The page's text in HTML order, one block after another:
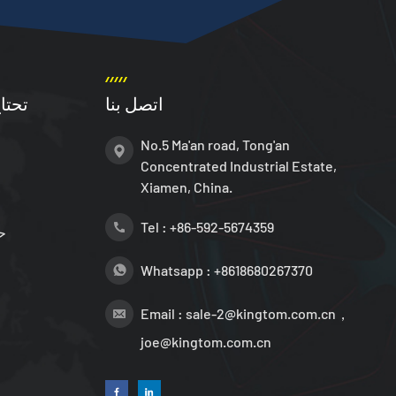
اتصل بنا
No.5 Ma'an road, Tong'an
Concentrated Industrial Estate,
Xiamen, China.
Tel : +86-592-5674359
Whatsapp : +8618680267370
Email : sale-2@kingtom.com.cn，
joe@kingtom.com.cn